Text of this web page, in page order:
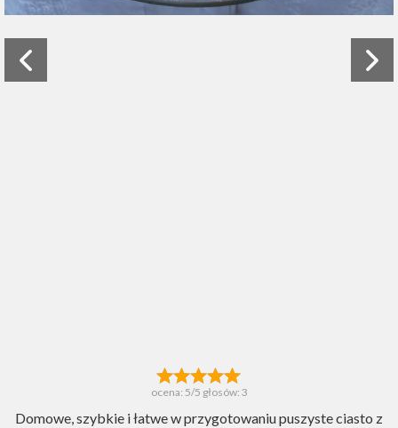
ocena: 5/5 głosów: 3
Domowe, szybkie i łatwe w przygotowaniu puszyste ciasto z